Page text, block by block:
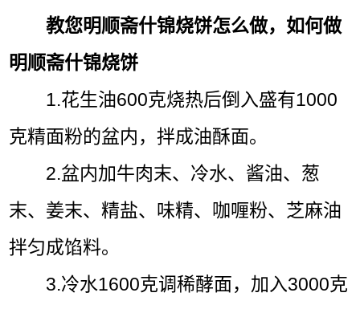
教您明顺斋什锦烧饼怎么做，如何做
明顺斋什锦烧饼
1.花生油600克烧热后倒入盛有1000
克精面粉的盆内，拌成油酥面。
2.盆内加牛肉末、冷水、酱油、葱
末、姜末、精盐、味精、咖喱粉、芝麻油
拌匀成馅料。
3.冷水1600克调稀酵面，加入3000克